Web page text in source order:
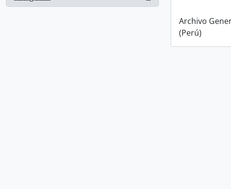
Archivo
(Perú)